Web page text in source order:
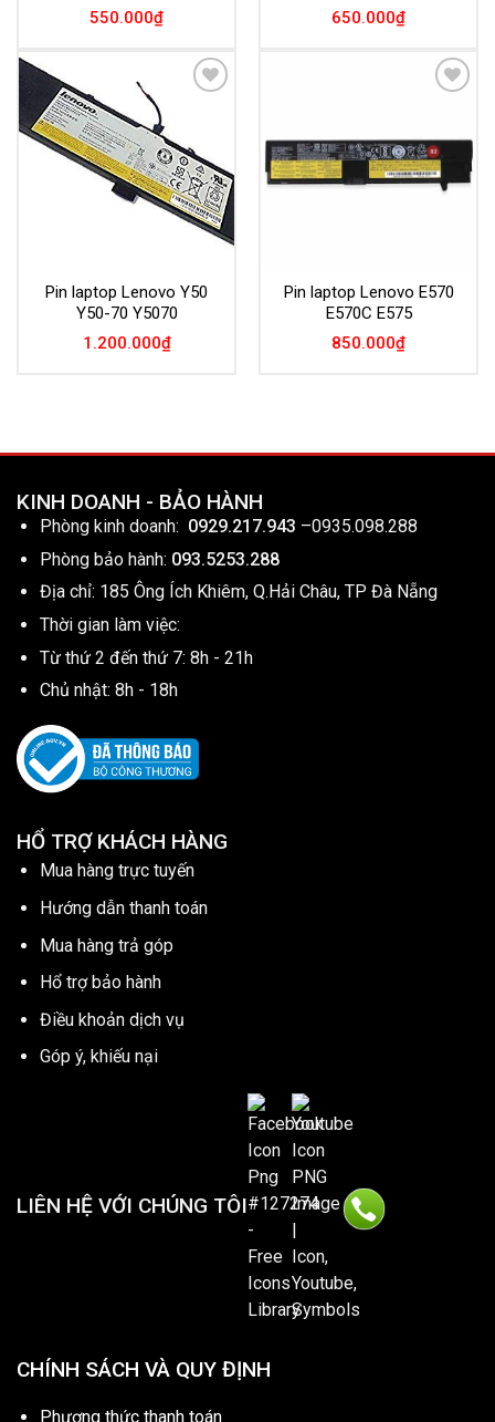
550.000₫
650.000₫
Pin laptop Lenovo Y50
Y50-70 Y5070
1.200.000₫
Pin laptop Lenovo E570
E570C E575
850.000₫
KINH DOANH - BẢO HÀNH
Phòng kinh doanh: 0929.217.943 –0935.098.288
Phòng bảo hành: 093.5253.288
Địa chỉ: 185 Ông Ích Khiêm, Q.Hải Châu, TP Đà Nẵng
Thời gian làm việc:
Từ thứ 2 đến thứ 7: 8h - 21h
Chủ nhật: 8h - 18h
HỔ TRỢ KHÁCH HÀNG
Mua hàng trực tuyến
Hướng dẫn thanh toán
Mua hàng trả góp
Hổ trợ bảo hành
Điều khoản dịch vụ
Góp ý, khiếu nại
LIÊN HỆ VỚI CHÚNG TÔI
CHÍNH SÁCH VÀ QUY ĐỊNH
Phương thức thanh toán